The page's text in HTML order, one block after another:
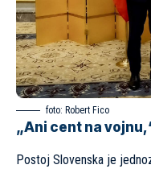
foto: Robert Fico
„Ani cent na
Postoj Slovenska je